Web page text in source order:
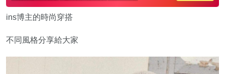
ins博主的時尚穿搭
不同風格分享給大家